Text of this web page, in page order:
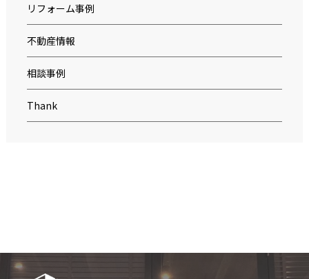
リフォーム事例
不動産情報
相談事例
Thank